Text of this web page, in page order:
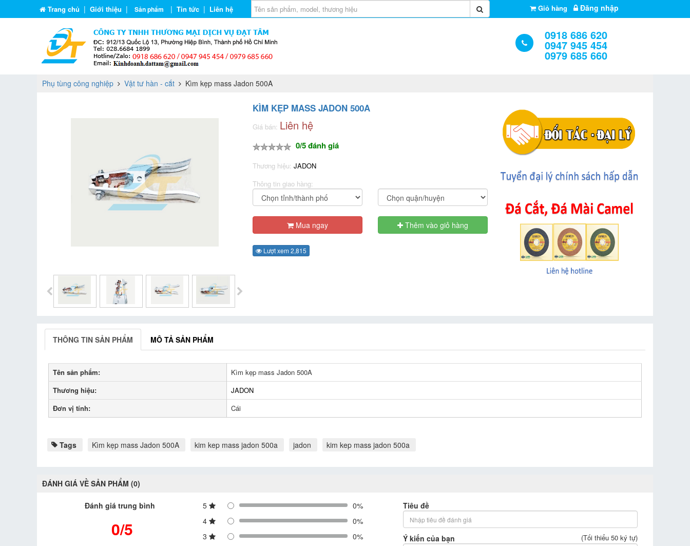
Trang chủ | Giới thiệu | Sản phẩm | Tin tức | Liên hệ Giỏ hàng Đăng nhập
0918 686 620
0947 945 454
0979 685 660
Phụ tùng công nghiệp Vật tư hàn - cắt Kìm kẹp mass Jadon 500A
KÌM KẸP MASS JADON 500A
Giá bán: Liên hệ
0/5 đánh giá
Thương hiệu: JADON
Thông tin giao hàng:
Mua ngay Thêm vào giỏ hàng
Lượt xem 2,815
THÔNG TIN SẢN PHẨM MÔ TẢ SẢN PHẨM
Tên sản phẩm:
Kìm kẹp mass Jadon 500A
Thương hiệu:
JADON
Đơn vị tính:
Cái
Tags Kìm kẹp mass Jadon 500A kim kep mass jadon 500a jadon kim kep mass jadon 500a
ĐÁNH GIÁ VỀ SẢN PHẨM (0)
Đánh giá trung bình
0/5
5
0%
4
0%
3
0%
Tiêu đề
Ý kiến của bạn (Tối thiểu 50 ký tự)